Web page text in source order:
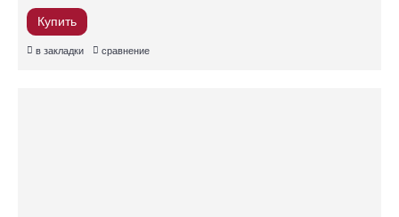
Купить
в закладки сравнение